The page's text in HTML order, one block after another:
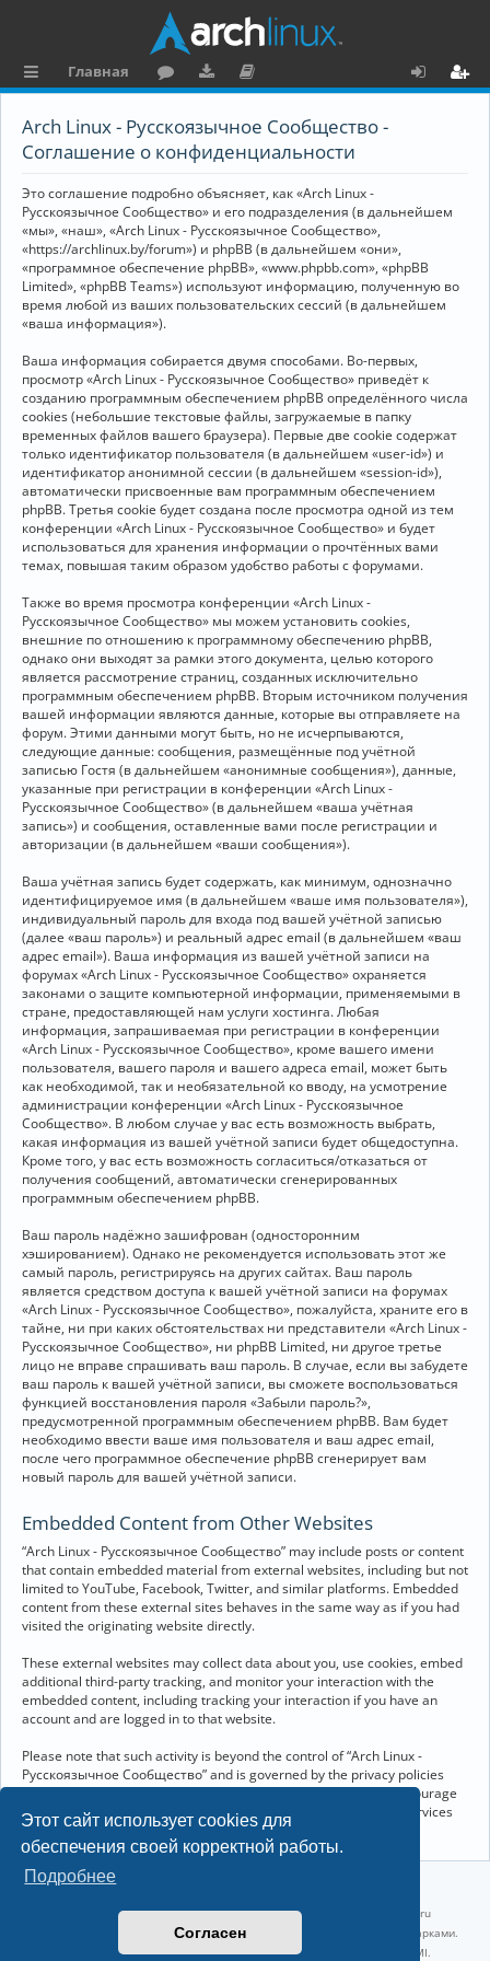
Этот сайт использует cookies для
обеспечения своей корректной работы.
Подробнее
Согласен
ы
к
и
Главная
ру
ру
и
ку
е
н
та
ц
я
Arch Linux - Русскоязычное Сообщество -
Соглашение о конфиденциальности
Это соглашение подробно объясняет, как «Arch Linux -
Русскоязычное Сообщество» и его подразделения (в дальнейшем
«мы», «наш», «Arch Linux - Русскоязычное Сообщество»,
«https://archlinux.by/forum») и phpBB (в дальнейшем «они»,
«программное обеспечение phpBB», «www.phpbb.com», «phpBB
Limited», «phpBB Teams») используют информацию, полученную во
время любой из ваших пользовательских сессий (в дальнейшем
«ваша информация»).
Ваша информация собирается двумя способами. Во-первых,
просмотр «Arch Linux - Русскоязычное Сообщество» приведёт к
созданию программным обеспечением phpBB определённого числа
cookies (небольшие текстовые файлы, загружаемые в папку
временных файлов вашего браузера). Первые две cookie содержат
только идентификатор пользователя (в дальнейшем «user-id») и
идентификатор анонимной сессии (в дальнейшем «session-id»),
автоматически присвоенные вам программным обеспечением
phpBB. Третья cookie будет создана после просмотра одной из тем
конференции «Arch Linux - Русскоязычное Сообщество» и будет
использоваться для хранения информации о прочтённых вами
темах, повышая таким образом удобство работы с форумами.
Также во время просмотра конференции «Arch Linux -
Русскоязычное Сообщество» мы можем установить cookies,
внешние по отношению к программному обеспечению phpBB,
однако они выходят за рамки этого документа, целью которого
является рассмотрение страниц, созданных исключительно
программным обеспечением phpBB. Вторым источником получения
вашей информации являются данные, которые вы отправляете на
форум. Этими данными могут быть, но не исчерпываются,
следующие данные: сообщения, размещённые под учётной
записью Гостя (в дальнейшем «анонимные сообщения»), данные,
указанные при регистрации в конференции «Arch Linux -
Русскоязычное Сообщество» (в дальнейшем «ваша учётная
запись») и сообщения, оставленные вами после регистрации и
авторизации (в дальнейшем «ваши сообщения»).
Ваша учётная запись будет содержать, как минимум, однозначно
идентифицируемое имя (в дальнейшем «ваше имя пользователя»),
индивидуальный пароль для входа под вашей учётной записью
(далее «ваш пароль») и реальный адрес email (в дальнейшем «ваш
адрес email»). Ваша информация из вашей учётной записи на
форумах «Arch Linux - Русскоязычное Сообщество» охраняется
законами о защите компьютерной информации, применяемыми в
стране, предоставляющей нам услуги хостинга. Любая
информация, запрашиваемая при регистрации в конференции
«Arch Linux - Русскоязычное Сообщество», кроме вашего имени
пользователя, вашего пароля и вашего адреса email, может быть
как необходимой, так и необязательной ко вводу, на усмотрение
администрации конференции «Arch Linux - Русскоязычное
Сообщество». В любом случае у вас есть возможность выбрать,
какая информация из вашей учётной записи будет общедоступна.
Кроме того, у вас есть возможность согласиться/отказаться от
получения сообщений, автоматически сгенерированных
программным обеспечением phpBB.
Ваш пароль надёжно зашифрован (односторонним
хэшированием). Однако не рекомендуется использовать этот же
самый пароль, регистрируясь на других сайтах. Ваш пароль
является средством доступа к вашей учётной записи на форумах
«Arch Linux - Русскоязычное Сообщество», пожалуйста, храните его в
тайне, ни при каких обстоятельствах ни представители «Arch Linux -
Русскоязычное Сообщество», ни phpBB Limited, ни другое третье
лицо не вправе спрашивать ваш пароль. В случае, если вы забудете
ваш пароль к вашей учётной записи, вы сможете воспользоваться
функцией восстановления пароля «Забыли пароль?»,
предусмотренной программным обеспечением phpBB. Вам будет
необходимо ввести ваше имя пользователя и ваш адрес email,
после чего программное обеспечение phpBB сгенерирует вам
новый пароль для вашей учётной записи.
Embedded Content from Other Websites
“Arch Linux - Русскоязычное Сообщество” may include posts or content
that contain embedded material from external websites, including but not
limited to YouTube, Facebook, Twitter, and similar platforms. Embedded
content from these external sites behaves in the same way as if you had
visited the originating website directly.
These external websites may collect data about you, use cookies, embed
additional third-party tracking, and monitor your interaction with the
embedded content, including tracking your interaction if you have an
account and are logged in to that website.
Please note that such activity is beyond the control of “Arch Linux -
Русскоязычное Сообщество” and is governed by the privacy policies
and terms of service of the respective external websites. We encourage
you to review the privacy and cookie policies of any third-party services
you interact with through embedded content.
Linux 6.18.40-1-lts x86_64 GNU/Linux 2026-07-26 08:48:12 |
vps reg.ru
Название и логотип Arch Linux ™ являются признанными торговыми марками.
Linux ® — зарегистрированная торговая марка Linus Torvalds и LMI.